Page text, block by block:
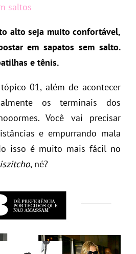
saltos
alto seja muito confortável,
em sapatos sem salto.
e tênis.
01, além de acontecer
os terminais dos
Você vai precisar
e empurrando mala
isso é muito mais fácil no
, né?